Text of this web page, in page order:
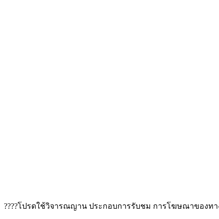
????โปรดใช้วิจารณญาน ประกอบการรับชม การโฆษณาของทา